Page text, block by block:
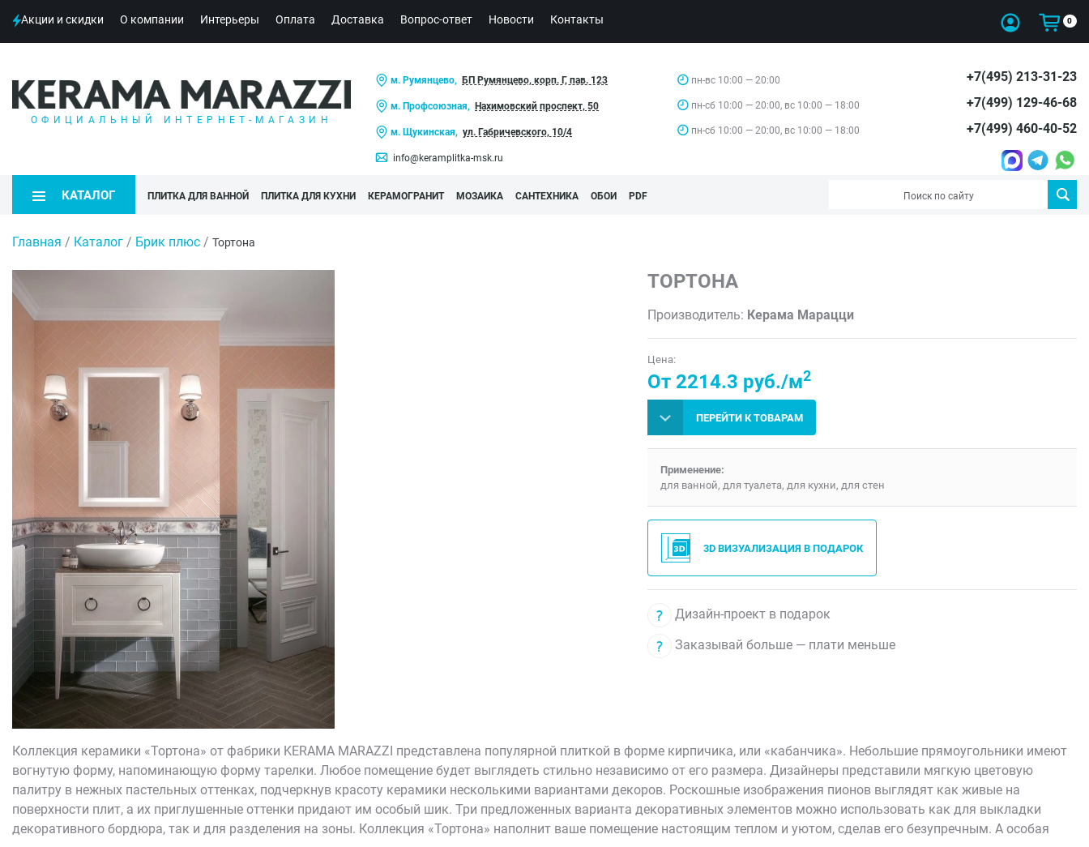
Акции и скидки О компании Интерьеры Оплата Доставка Вопрос-ответ Новости Контакты 0
ОФИЦИАЛЬНЫЙ ИНТЕРНЕТ-МАГАЗИН
м. Румянцево, БП Румянцево, корп. Г, пав. 123
м. Профсоюзная, Нахимовский проспект, 50
м. Щукинская, ул. Габричевского, 10/4
info@keramplitka-msk.ru
пн-вс 10:00 — 20:00
пн-сб 10:00 — 20:00, вс 10:00 — 18:00
пн-сб 10:00 — 20:00, вс 10:00 — 18:00
+7(495) 213-31-23
+7(499) 129-46-68
+7(499) 460-40-52
КАТАЛОГ ПЛИТКА ДЛЯ ВАННОЙ ПЛИТКА ДЛЯ КУХНИ КЕРАМОГРАНИТ МОЗАИКА САНТЕХНИКА ОБОИ PDF
Главная / Каталог / Брик плюс / Тортона
ТОРТОНА
Производитель: Керама Марацци
Цена:
От 2214.3 руб./м2
ПЕРЕЙТИ К ТОВАРАМ
Применение:
для ванной, для туалета, для кухни, для стен
3D ВИЗУАЛИЗАЦИЯ В ПОДАРОК
Дизайн-проект в подарок
Заказывай больше — плати меньше
Коллекция керамики «Тортона» от фабрики KERAMA MARAZZI представлена популярной плиткой в форме кирпичика, или «кабанчика». Небольшие прямоугольники имеют
вогнутую форму, напоминающую форму тарелки. Любое помещение будет выглядеть стильно независимо от его размера. Дизайнеры представили мягкую цветовую
палитру в нежных пастельных оттенках, подчеркнув красоту керамики несколькими вариантами декоров. Роскошные изображения пионов выглядят как живые на
поверхности плит, а их приглушенные оттенки придают им особый шик. Три предложенных варианта декоративных элементов можно использовать как для выкладки
декоративного бордюра, так и для разделения на зоны. Коллекция «Тортона» наполнит ваше помещение настоящим теплом и уютом, сделав его безупречным. А особая